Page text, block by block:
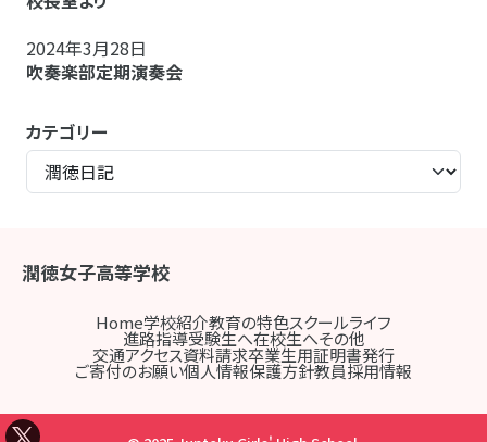
2024年3月28日
吹奏楽部定期演奏会
カテゴリー
潤徳女子高等学校
Home学校紹介教育の特色スクールライフ
進路指導受験生へ在校生へその他
交通アクセス資料請求卒業生用証明書発行
ご寄付のお願い個人情報保護方針教員採用情報